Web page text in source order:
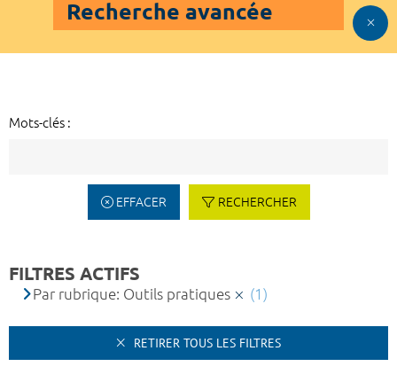
Recherche avancée
Mots-clés :
EFFACER RECHERCHER
FILTRES ACTIFS
Par rubrique: Outils pratiques (1)
RETIRER TOUS LES FILTRES